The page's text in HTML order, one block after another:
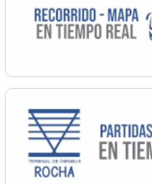
Ordenamiento
Promoción Social
Salud
Secretaría General